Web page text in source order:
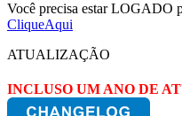
Você precisa estar LOGADO
CliqueAqui
ATUALIZAÇÃO
INCLUSO UM ANO DE